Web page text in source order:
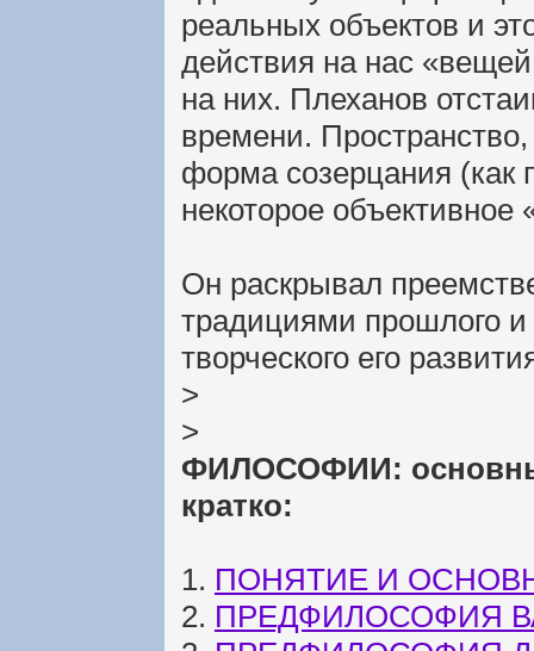
реальных объектов и
действия на нас
на них. Плеханов
времени.
форма созерцания (как
некоторое объективное
Он раскрывал
традициями прошлого
творческого его
>
>
ФИЛОСОФИИ:
кратко:
1. ПОНЯТИЕ И
2. ПРЕДФИЛОСОФИЯ